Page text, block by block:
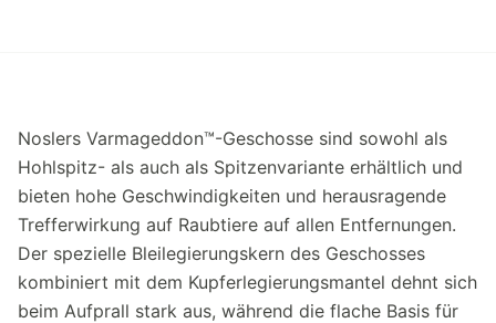
Noslers Varmageddon™-Geschosse sind sowohl als
Hohlspitz- als auch als Spitzenvariante erhältlich und
bieten hohe Geschwindigkeiten und herausragende
Trefferwirkung auf Raubtiere auf allen Entfernungen.
Der spezielle Bleilegierungskern des Geschosses
kombiniert mit dem Kupferlegierungsmantel dehnt sich
beim Aufprall stark aus, während die flache Basis für